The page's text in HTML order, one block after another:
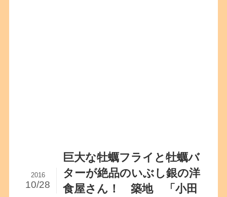
巨大な牡蠣フライと牡蠣バ
ターが絶品のいぶし銀の洋
食屋さん！ 築地 「小田
2016
10/28